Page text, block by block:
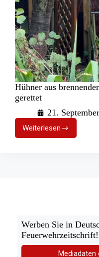
Hühner aus
gerettet
21.
Weiterlesen
Hühner
aus
Werben Sie in
Feuerwehrzeitschrift!
Mediadaten